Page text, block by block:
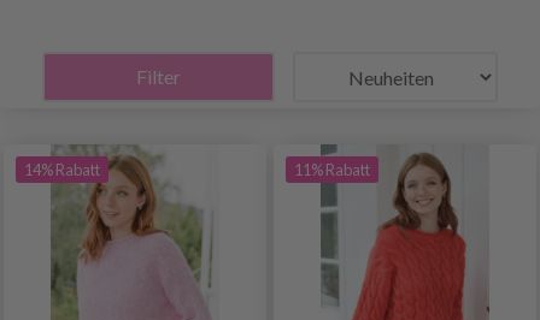
Filter
14% Rabatt 11% Rabatt